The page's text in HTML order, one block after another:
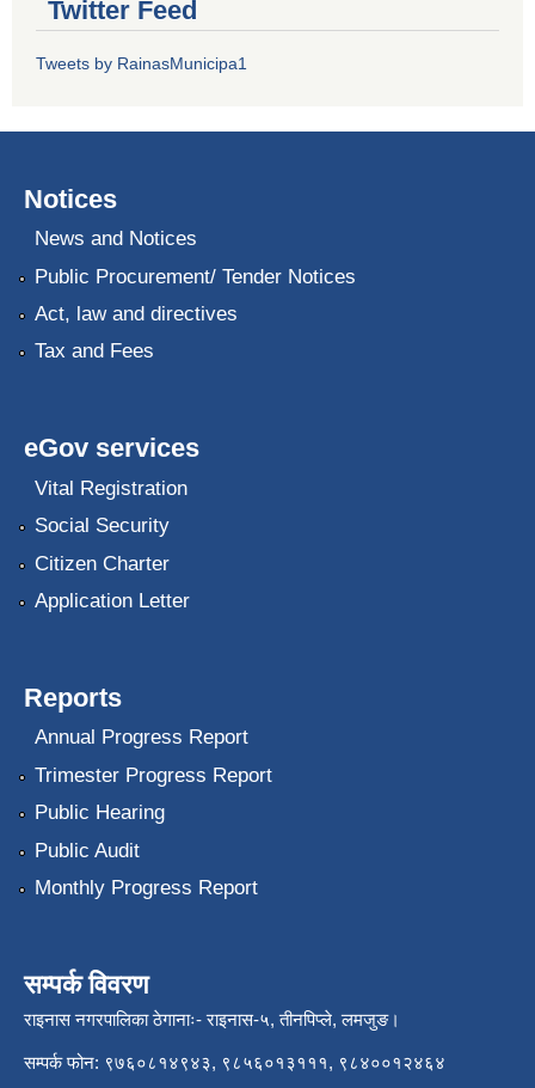
Twitter Feed
Tweets by RainasMunicipa1
Notices
News and Notices
Public Procurement/ Tender Notices
Act, law and directives
Tax and Fees
eGov services
Vital Registration
Social Security
Citizen Charter
Application Letter
Reports
Annual Progress Report
Trimester Progress Report
Public Hearing
Public Audit
Monthly Progress Report
सम्पर्क विवरण
राइनास नगरपालिका ठेगानाः- राइनास-५, तीनपिप्ले, लमजुङ।
सम्पर्क फोन: ९७६०८१४९४३, ९८५६०१३१११, ९८४००१२४६४